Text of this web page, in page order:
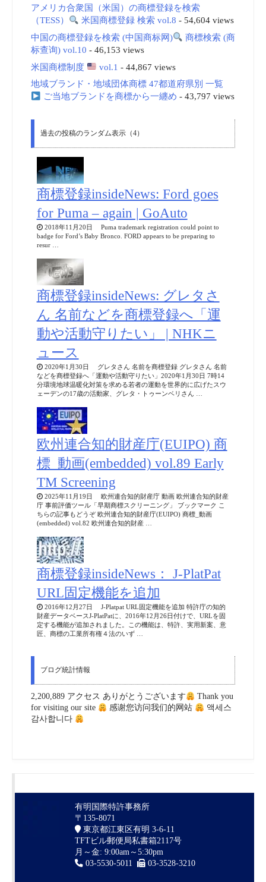
アメリカ合衆国（米国）の商標登録を検索
（TESS）
米国商標登録 検索 vol.8 - 54,604 views
中国の商標登録を検索 (中国商标网)
商標検索 (商
标查询) vol.10 - 46,153 views
米国商標制度
vol.1 - 44,867 views
地域ブランド・地域団体商標 47都道府県別 一覧
ご当地ブランドを商標から一纏め - 43,797 views
過去の投稿のランダム表示（4）
商標登録insideNews: Ford goes
for Puma – again | GoAuto
2018年11月20日 Puma trademark registration could point to
badge for Ford’s Baby Bronco. FORD appears to be preparing to
resur …
商標登録insideNews: グレタさ
ん 名前などを商標登録へ「運
動や活動守りたい」 | NHKニ
ュース
2020年1月30日 グレタさん 名前を商標登録 グレタさん 名前
などを商標登録へ「運動や活動守りたい」2020年1月30日 7時14
分環境地球温暖化対策を求める若者の運動を世界的に広げたスウ
ェーデンの17歳の活動家、グレタ・トゥーンベリさん …
欧州連合知的財産庁(EUIPO) 商
標_動画(embedded) vol.89 Early
TM Screening
2025年11月19日 欧州連合知的財産庁 動画 欧州連合知的財産
庁 事前評価ツール「早期商標スクリーニング」 ブックマーク こ
ちらの記事もどうぞ 欧州連合知的財産庁(EUIPO) 商標_動画
(embedded) vol.82 欧州連合知的財産 …
商標登録insideNews： J-PlatPat
URL固定機能を追加
2016年12月27日 J-Platpat URL固定機能を追加 特許庁の知的
財産データベースJ-PlatPatに、2016年12月26日付けで、URLを固
定する機能が追加されました。この機能は、特許、実用新案、意
匠、商標の工業所有権４法のいず …
ブログ統計情報
2,200,889 アクセス ありがとうございます
Thank you
for visiting our site
感谢您访问我们的网站
액세스
감사합니다
有明国際特許事務所
〒135-8071
東京都江東区有明 3-6-11
TFTビル郵便局私書箱2117号
月～金: 9:00am～5:30pm
03-5530-5011
03-3528-3210